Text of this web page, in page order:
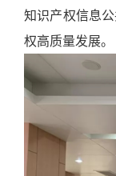
知识产权信息
权高质量发展。